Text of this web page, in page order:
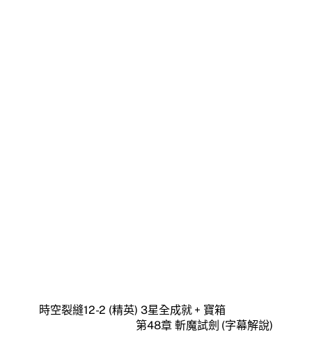
時空裂縫12-2 (精英) 3星全成就 + 寶箱
第48章 斬魔試劍 (字幕解說)